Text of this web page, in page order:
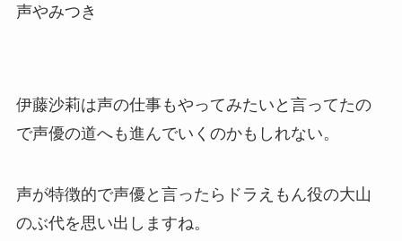
声やみつき
伊藤沙莉は声の仕事もやってみたいと言ってたの
で声優の道へも進んでいくのかもしれない。
声が特徴的で声優と言ったらドラえもん役の大山
のぶ代を思い出しますね。